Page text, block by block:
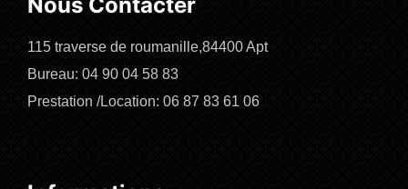
115 traverse de roumanille,84400 Apt
Bureau: 04 90 04 58 83
Prestation /Location: 06 87 83 61 06